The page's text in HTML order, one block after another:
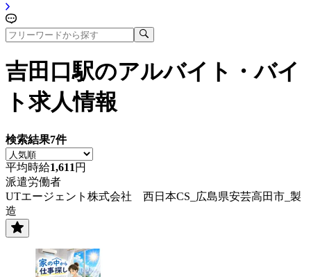
吉田口駅のアルバイト・バイ
ト求人情報
検索結果7件
平均時給1,611 円
派遣労働者
UTエージェント株式会社 西日本CS_広島県安芸高田市_製
造